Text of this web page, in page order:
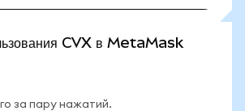
CVX в MetaMask
за пару нажатий.